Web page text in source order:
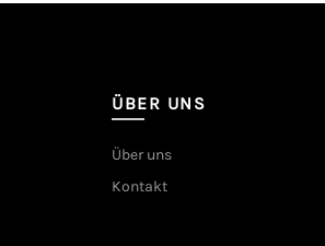
ÜBER UNS
Über uns
Kontakt